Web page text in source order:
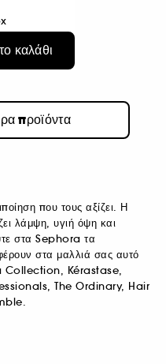
καλάθι
προϊόντα
που τους αξίζει. Η
λάμψη, υγιή όψη και
στα Sephora τα
στα μαλλιά σας αυτό
Collection, Kérastase,
The Ordinary, Hair